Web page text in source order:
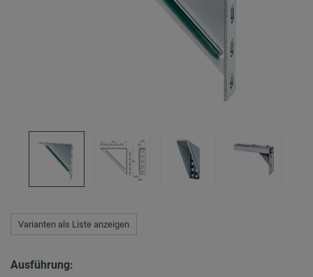
Varianten als Liste anzeigen
Ausführung: